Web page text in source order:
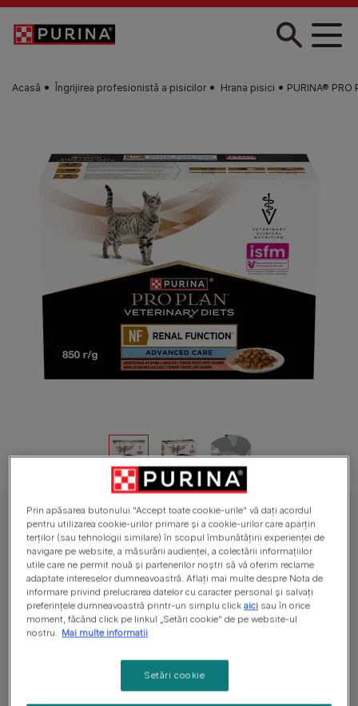
Skip to main content
Acasă Îngrijirea profesionistă a pisicilor Hrana pisici PURINA®
PURINA® PRO PLAN® VETERINARY DIETS NF Renal Function Advanced
Care, cu Somon în Sos, hrană umedă pentru pisici
PURINA® PRO PLAN® VETERINARY DIETS
NF Renal Function Advanced Care, cu
Somon în Sos, hrană umedă pentru pisici
Nu are voturi
10x85g
Prin apăsarea butonului "Accept toate cookie-urile" vă dați acordul
pentru utilizarea cookie-urilor primare și a cookie-urilor care aparțin
terților (sau tehnologii similare) în scopul îmbunătățirii experienței de
navigare pe website, a măsurării audienței, a colectării informațiilor
utile care ne permit nouă și partenerilor noștri să vă oferim reclame
adaptate intereselor dumneavoastră. Aflați mai multe despre Nota de
informare privind prelucrarea datelor cu caracter personal și salvați
preferințele dumneavoastră printr-un simplu clickaici sau în orice
moment, făcând click pe linkul „Setări cookie” de pe website-ul
nostru. Mai multe informatii
Setări cookie